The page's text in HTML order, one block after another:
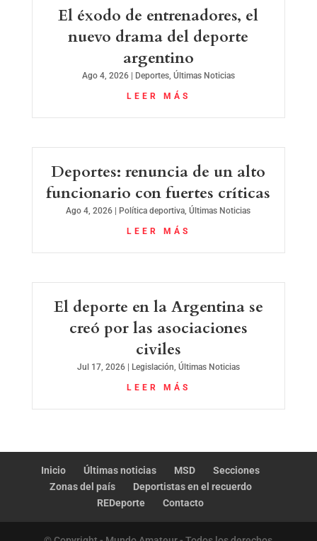
El éxodo de entrenadores, el
nuevo drama del deporte
argentino
Ago 4, 2026| Deportes, Últimas Noticias
LEER MÁS
Deportes: renuncia de un alto
funcionario con fuertes críticas
Ago 4, 2026 Política deportiva,Últimas Noticias
LEER MÁS
El deporte en la Argentina se
creó por las asociaciones
civiles
Jul 17, 2026| Legislación, Últimas Noticias
LEER MÁS
Inicio Últimas noticias MSD
Secciones
Zonas del país
Deportistas en el recuerdo
REDeporte
Contacto